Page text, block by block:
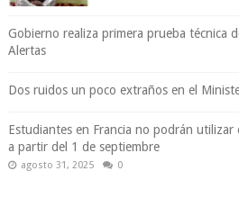
Gobierno realiza primera prueba técnica
Alertas
Dos ruidos un poco extraños en el
Estudiantes en Francia no podrán utilizar
a partir del 1 de septiembre
agosto 31, 2025 0